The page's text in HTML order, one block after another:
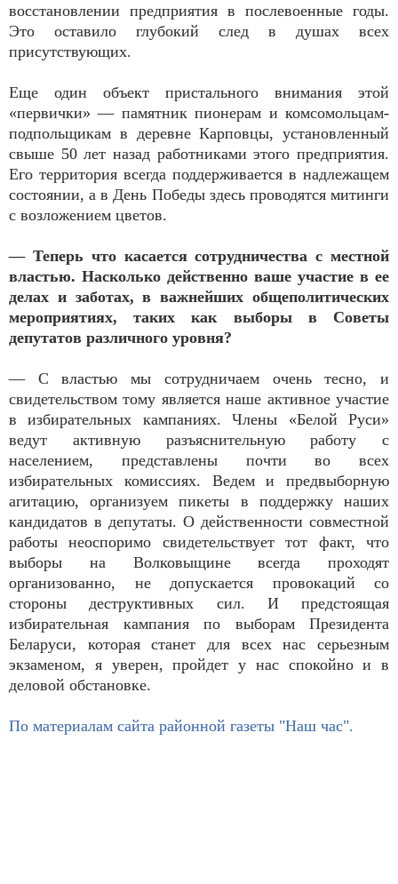
восстановлении предприятия в послевоенные годы.
Это оставило глубокий след в душах всех
присутствующих.
Еще один объект пристального внимания этой
«первички» — памятник пионерам и комсомольцам-
подпольщикам в деревне Карповцы, установленный
свыше 50 лет назад работниками этого предприятия.
Его территория всегда поддерживается в надлежащем
состоянии, а в День Победы здесь проводятся митинги
с возложением цветов.
— Теперь что касается сотрудничества с местной
властью. Насколько действенно ваше участие в ее
делах и заботах, в важнейших общеполитических
мероприятиях, таких как выборы в Советы
депутатов различного уровня?
— С властью мы сотрудничаем очень тесно, и
свидетельством тому является наше активное участие
в избирательных кампаниях. Члены «Белой Руси»
ведут активную разъяснительную работу с
населением, представлены почти во всех
избирательных комиссиях. Ведем и предвыборную
агитацию, организуем пикеты в поддержку наших
кандидатов в депутаты. О действенности совместной
работы неоспоримо свидетельствует тот факт, что
выборы на Волковыщине всегда проходят
организованно, не допускается провокаций со
стороны деструктивных сил. И предстоящая
избирательная кампания по выборам Президента
Беларуси, которая станет для всех нас серьезным
экзаменом, я уверен, пройдет у нас спокойно и в
деловой обстановке.
По материалам сайта районной газеты "Наш час".